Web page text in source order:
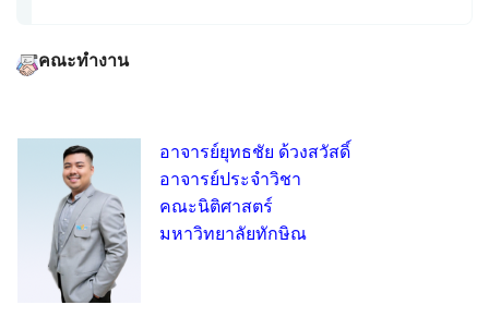
คณะทำงาน
อาจารย์ยุทธชัย ด้วงสวัสดิ์
อาจารย์ประจำวิชา
คณะนิติศาสตร์
มหาวิทยาลัยทักษิณ